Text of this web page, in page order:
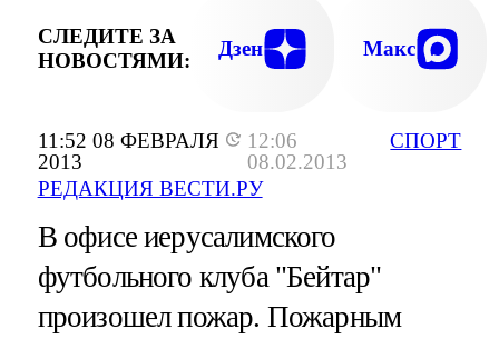
11:52 08 ФЕВРАЛЯ
2013
12:06
08.02.2013
РЕДАКЦИЯ ВЕСТИ.РУ
СПОРТ
СЛЕДИТЕ ЗА
НОВОСТЯМИ:
Дзен Макс
В офисе иерусалимского
футбольного клуба "Бейтар"
произошел пожар. Пожарным